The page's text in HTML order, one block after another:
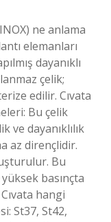
ne anlama
elemanları
dayanıklı
çelik;
edilir. Cıvata
Bu çelik
dayanıklılık
az dirençlidir.
Bu
basınçta
hangi
St37, St42,